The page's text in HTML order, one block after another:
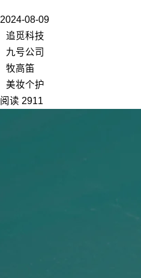
2024-08-09
追觅科技
九号公司
牧高笛
美妆个护
阅读 2911